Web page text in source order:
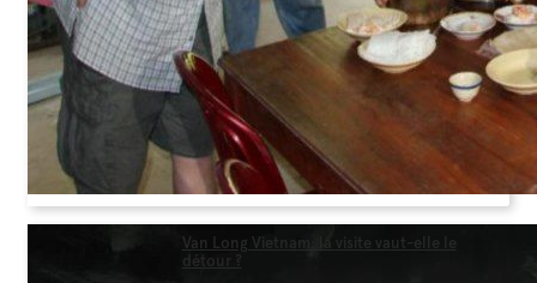
Van Long Vietnam: la visite vaut-elle le
détour ?